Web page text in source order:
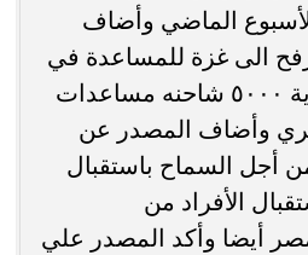
من الأسبوع الماضي وأضاف
الى غزة للمساعدة في
البحث عن جثث الرهائن الإسرائيلية في غزة وأضاف المصدر عن جاهزية ٥٠٠٠ شاحنه مساعدات
وأضاف المصدر عن
أجل السماح باستقبال
الأفراد من
أيضا وأكد المصدر علي